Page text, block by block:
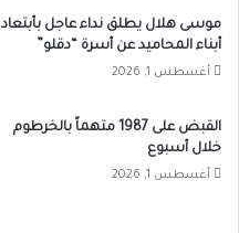
موسى هلال يطلق نداء عاجل بأبتعاد
أبناء المحاميد عن أسرة “دقلو”
أغسطس 1, 2026
القبض على 1987 متهماً بالخرطوم
خلال أسبوع
أغسطس 1, 2026